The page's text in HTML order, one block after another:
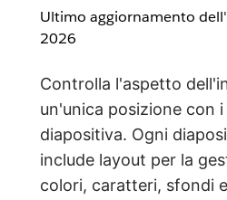
Ultimo aggiornamento
2026
Controlla l'aspetto
un'unica posizione con
diapositiva. Ogni
include layout per la
colori, caratteri, sfondi